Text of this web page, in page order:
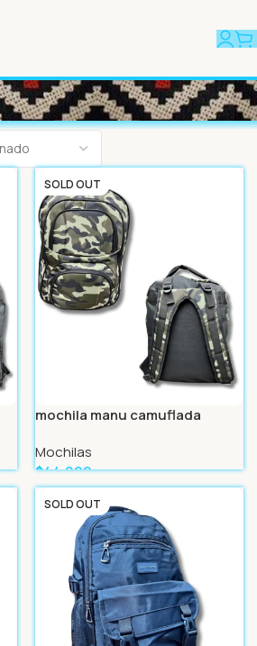
SOLD OUT
mochila manu camuflada
Mochilas
$44.999
SOLD OUT